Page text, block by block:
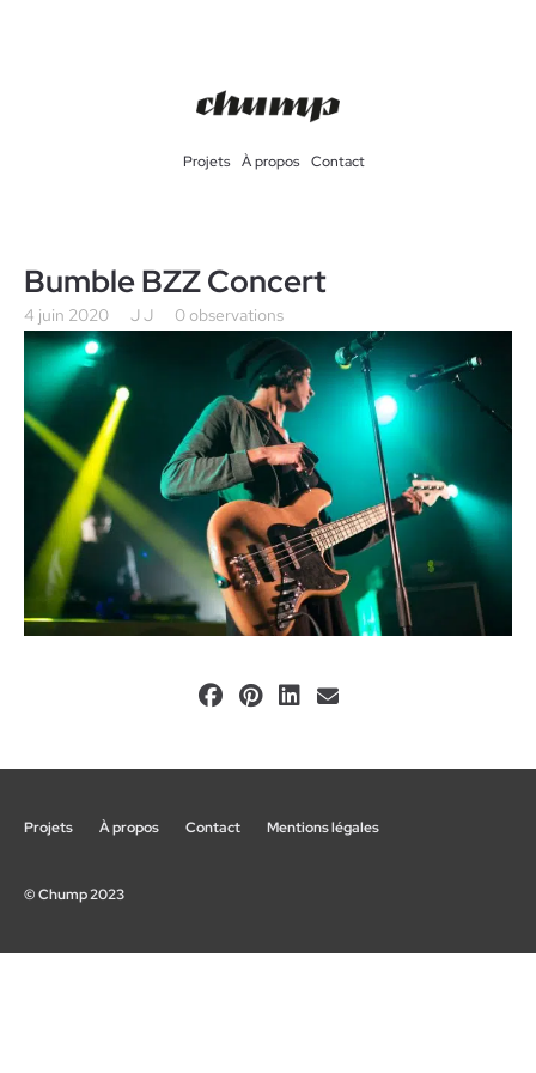
Projets À propos Contact
Bumble BZZ Concert
4 juin 2020 J J 0 observations
Projets À propos Contact Mentions légales
© Chump 2023